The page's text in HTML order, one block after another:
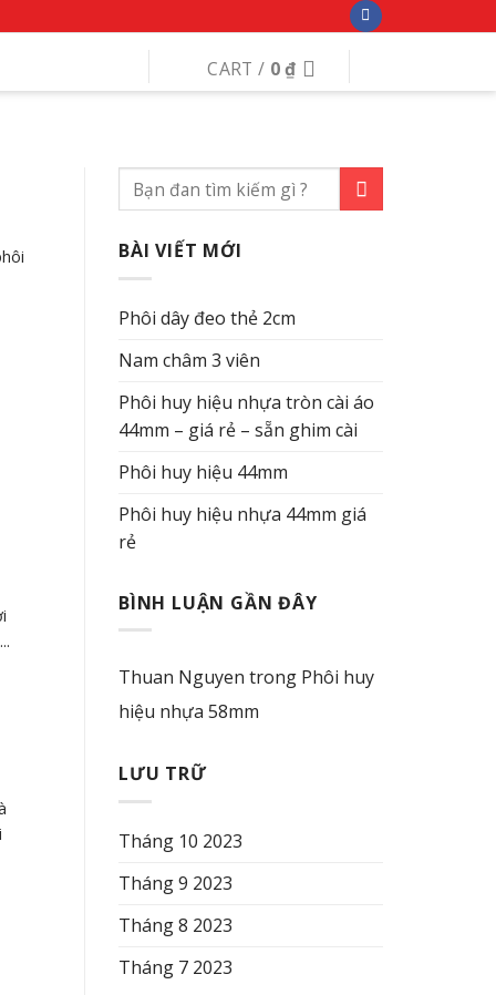
CART / 0₫
BÀI VIẾT MỚI
Phôi dây đeo thẻ 2cm
Nam châm 3 viên
Phôi huy hiệu nhựa tròn cài áo
44mm – giá rẻ – sẵn ghim cài
Phôi huy hiệu 44mm
Phôi huy hiệu nhựa 44mm giá
rẻ
BÌNH LUẬN GẦN ĐÂY
Thuan Nguyen trong Phôi huy
hiệu nhựa 58mm
LƯU TRỮ
Tháng 10 2023
Tháng 9 2023
Tháng 8 2023
Tháng 7 2023